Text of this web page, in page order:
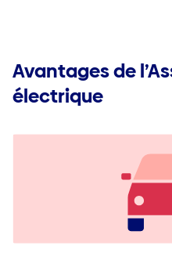
Avantages de
électrique